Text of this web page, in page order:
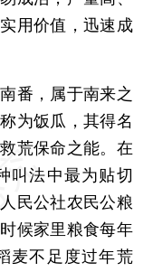
用价值，迅速成
番，属于南来之
为饭瓜，其得名
荒保命之能。在
叫法中最为贴切
民公社农民公粮
候家里粮食每年
麦不足度过年荒